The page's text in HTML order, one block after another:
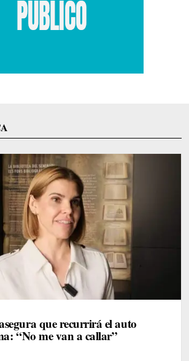
que recurrirá el auto
“No me van a callar”